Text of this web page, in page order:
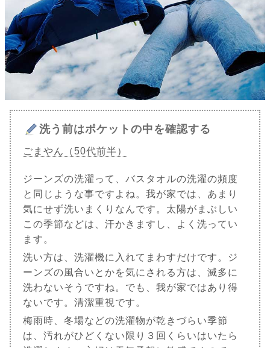
洗う前はポケットの中を確認する
ごまやん（50代前半）
ジーンズの洗濯って、バスタオルの洗濯の頻度
と同じような事ですよね。我が家では、あまり
気にせず洗いまくりなんです。太陽がまぶしい
この季節などは、汗かきますし、よく洗ってい
ます。
洗い方は、洗濯機に入れてまわすだけです。ジ
ーンズの風合いとかを気にされる方は、滅多に
洗わないそうですね。でも、我が家ではあり得
ないです。清潔重視です。
梅雨時、冬場などの洗濯物が乾きづらい季節
は、汚れがひどくない限り３回くらいはいたら